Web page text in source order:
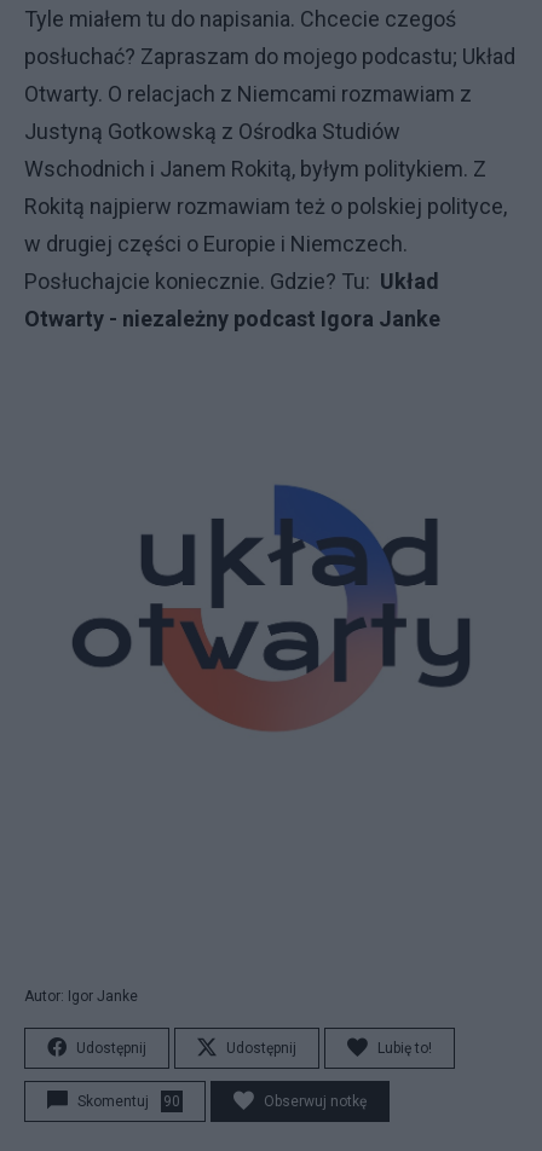
Tyle miałem tu do napisania. Chcecie czegoś
posłuchać? Zapraszam do mojego podcastu; Układ
Otwarty. O relacjach z Niemcami rozmawiam z
Justyną Gotkowską z Ośrodka Studiów
Wschodnich i Janem Rokitą, byłym politykiem. Z
Rokitą najpierw rozmawiam też o polskiej polityce,
w drugiej części o Europie i Niemczech.
Posłuchajcie koniecznie. Gdzie? Tu: Układ
Otwarty - niezależny podcast Igora Janke
Autor: Igor Janke
Udostępnij Udostępnij Lubię to!
Skomentuj 90 Obserwuj notkę